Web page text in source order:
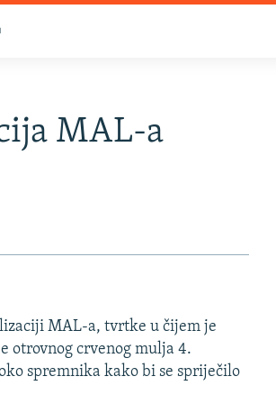
MAL-a
MAL-a, tvrtke u čijem je
otrovnog crvenog mulja 4.
spremnika kako bi se spriječilo